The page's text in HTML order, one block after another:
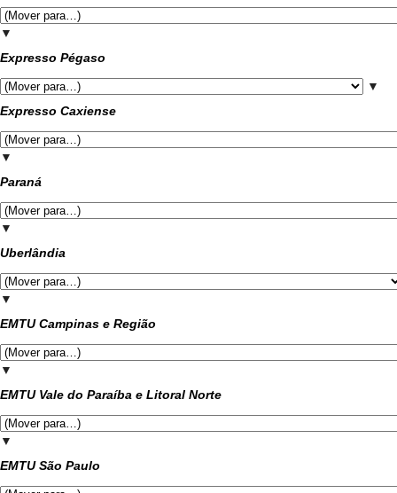
▼
Expresso Pégaso
▼
Expresso Caxiense
▼
Paraná
▼
Uberlândia
▼
EMTU Campinas e Região
▼
EMTU Vale do Paraíba e Litoral Norte
▼
EMTU São Paulo